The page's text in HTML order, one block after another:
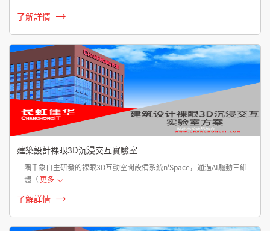
了解詳情
建築設計裸眼3D沉浸交互實驗室
一隅千象自主研發的裸眼3D互動空間設備系統n'Space，通過AI驅動三維
一體（更多
了解詳情